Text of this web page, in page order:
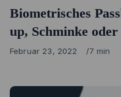
Biometrisches
up, Schminke
Published
Februar 23, 2022 7 min